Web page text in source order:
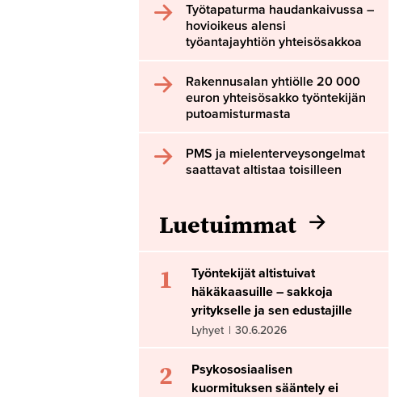
Työtapaturma haudankaivussa –
hovioikeus alensi
työantajayhtiön yhteisösakkoa
Rakennusalan yhtiölle 20 000
euron yhteisösakko työntekijän
putoamisturmasta
PMS ja mielenterveysongelmat
saattavat altistaa toisilleen
Luetuimmat
1
Työntekijät altistuivat
häkäkaasuille – sakkoja
yritykselle ja sen edustajille
Lyhyet | 30.6.2026
2
Psykososiaalisen
kuormituksen sääntely ei